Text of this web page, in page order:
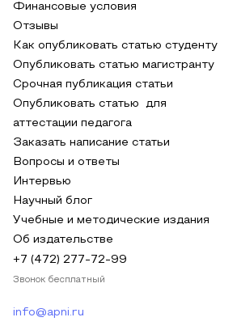
Финансовые условия
Отзывы
Как опубликовать статью студенту
Опубликовать статью магистранту
Срочная публикация статьи
Опубликовать статью для
аттестации педагога
Заказать написание статьи
Вопросы и ответы
Интервью
Научный блог
Учебные и методические издания
Об издательстве
+7 (472) 277-72-99
Звонок бесплатный
info@apni.ru